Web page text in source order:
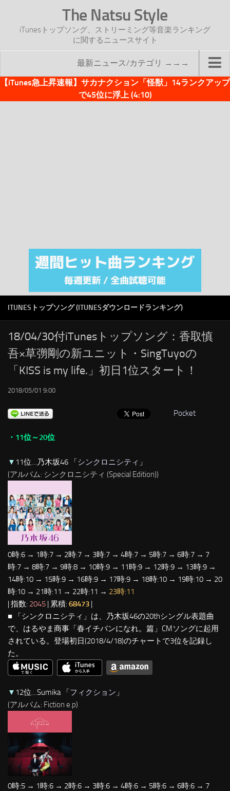
The Natsu Style
iTunesトップソング、ストリーミング等音楽ランキング
に関するニュースサイト
最新ニュース/カテゴリ →→→
TOP
注目カテゴリ
オリジナルiTunes週間トップソング
RSS
LINKS
【iTunes急上昇速報】サカナクション「怪獣」14ランクアップ
で45位に浮上 (4:10)
ITUNESトップソング (ITUNESダウンロードランキング)
18/04/30付iTunesトップソング：香取慎
吾×草彅剛の新ユニット・SingTuyoの
「KISS is my life.」初日1位スタート！
2018/05/01 9:00
Pocket
・11位～20位
▼ 11位…乃木坂46 「シンクロニシティ 」
(アルバム: シンクロニシティ (Special Edition))
0時:6 → 1時:7 → 2時:7 → 3時:7 → 4時:7 → 5時:7 → 6時:7 → 7
時:7 → 8時:7 → 9時:8 → 10時:9 → 11時:9 → 12時:9 → 13時:9 →
14時:10 → 15時:9 → 16時:9 → 17時:9 → 18時:10 → 19時:10 → 20
時:10 → 21時:11 → 22時:11 → 23時:11
| 指数: 2045 | 累積: 68473 |
■ 「シンクロニシティ」は、乃木坂46の20thシングル表題曲
で、はるやま商事「春イチバンになれ。篇」CMソングに起用
されている。登場初日(2018/4/18)のチャートで3位を記録し
た。
▼ 12位…Sumika 「フィクション 」
(アルバム: Fiction e.p)
0時:5 → 1時:6 → 2時:6 → 3時:6 → 4時:6 → 5時:6 → 6時:6 → 7